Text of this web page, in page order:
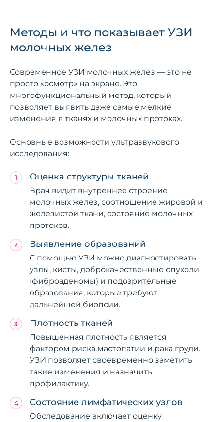
Методы и что показывает УЗИ
молочных желез
Современное УЗИ молочных желез — это не
просто «осмотр» на экране. Это
многофункциональный метод, который
позволяет выявить даже самые мелкие
изменения в тканях и молочных протоках.
Основные возможности ультразвукового
исследования:
Оценка структуры тканей
Врач видит внутреннее строение
молочных желез, соотношение жировой и
железистой ткани, состояние молочных
протоков.
Выявление образований
С помощью УЗИ можно диагностировать
узлы, кисты, доброкачественные опухоли
(фиброаденомы) и подозрительные
образования, которые требуют
дальнейшей биопсии.
Плотность тканей
Повышенная плотность является
фактором риска мастопатии и рака груди.
УЗИ позволяет своевременно заметить
такие изменения и назначить
профилактику.
Состояние лимфатических узлов
Обследование включает оценку